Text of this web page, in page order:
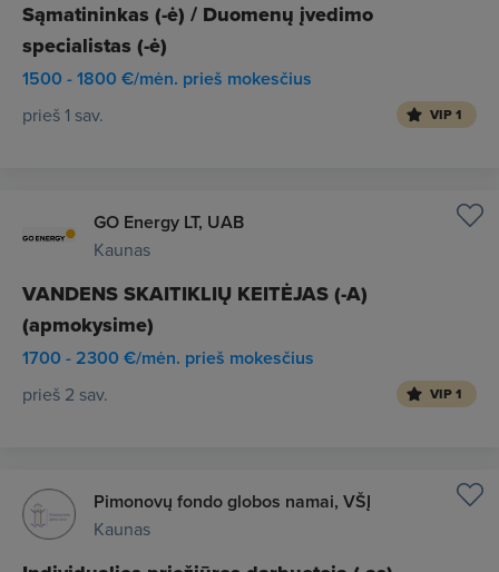
Sąmatininkas (-ė) / Duomenų įvedimo
specialistas (-ė)
1500 - 1800 €/mėn. prieš mokesčius
prieš 1 sav. VIP 1
GO Energy LT, UAB
Kaunas
VANDENS SKAITIKLIŲ KEITĖJAS (-A)
(apmokysime)
1700 - 2300 €/mėn. prieš mokesčius
prieš 2 sav. VIP 1
Pimonovų fondo globos namai, VŠĮ
Kaunas